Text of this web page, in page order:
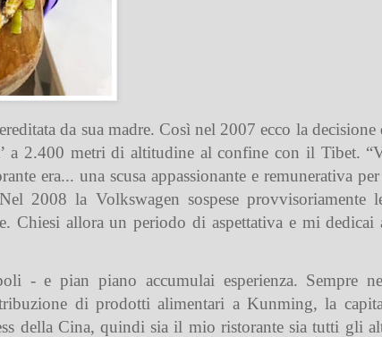
da sua madre. Così nel 2007 ecco la decisione
a 2.400 metri di altitudine al confine con il Tibet.
era... una scusa appassionante e remunerativa per
2008 la Volkswagen sospese provvisoriamente
Chiesi allora un periodo di aspettativa e mi dedicai
- e pian piano accumulai esperienza. Sempre
di prodotti alimentari a Kunming, la
della Cina, quindi sia il mio ristorante sia tutti gli